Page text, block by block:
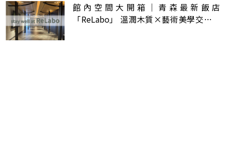
館內空間大開箱｜青森最新飯店
「ReLabo」 溫潤木質×藝術美學交織的